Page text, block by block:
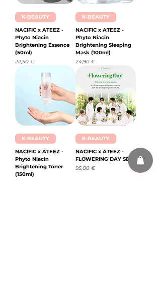
K-BEAUTY
NACIFIC x ATEEZ -
Phyto Niacin
Brightening Essence
(50ml)
Prix
22,50 €
K-BEAUTY
NACIFIC x ATEEZ -
Phyto Niacin
Brightening Sleeping
Mask (100ml)
Prix
24,90 €
K-BEAUTY
NACIFIC x ATEEZ -
Phyto Niacin
Brightening Toner
(150ml)
K-BEAUTY
NACIFIC x ATEEZ -
FLOWERING DAY SET
Prix
95,00 €